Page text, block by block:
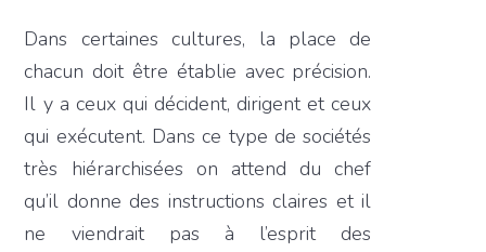
Dans certaines cultures, la place de
chacun doit être établie avec précision.
Il y a ceux qui décident, dirigent et ceux
qui exécutent. Dans ce type de sociétés
très hiérarchisées on attend du chef
qu’il donne des instructions claires et il
ne viendrait pas à l’esprit des